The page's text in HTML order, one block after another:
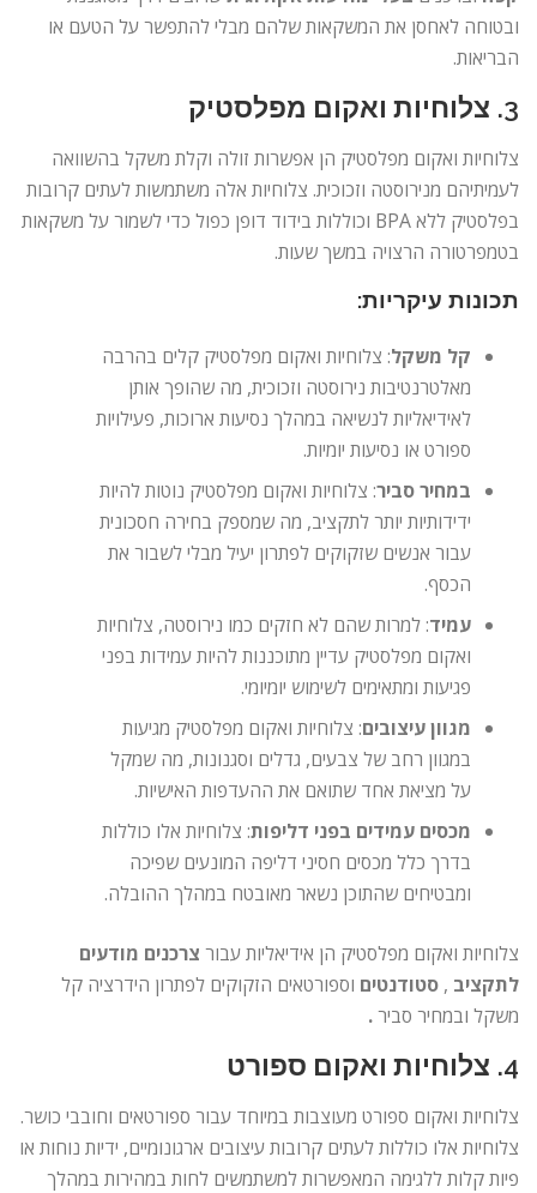
ובטוחה לאחסן את המשקאות שלהם מבלי להתפשר על הטעם או
הבריאות.
3. צלוחיות ואקום מפלסטיק
צלוחיות ואקום מפלסטיק הן אפשרות זולה וקלת משקל בהשוואה
לעמיתיהם מנירוסטה וזכוכית. צלוחיות אלה משתמשות לעתים קרובות
בפלסטיק ללא BPA וכוללות בידוד דופן כפול כדי לשמור על משקאות
בטמפרטורה הרצויה במשך שעות.
תכונות עיקריות:
קל משקל: צלוחיות ואקום מפלסטיק קלים בהרבה
מאלטרנטיבות נירוסטה וזכוכית, מה שהופך אותן
לאידיאליות לנשיאה במהלך נסיעות ארוכות, פעילויות
ספורט או נסיעות יומיות.
במחיר סביר: צלוחיות ואקום מפלסטיק נוטות להיות
ידידותיות יותר לתקציב, מה שמספק בחירה חסכונית
עבור אנשים שזקוקים לפתרון יעיל מבלי לשבור את
הכסף.
עמיד: למרות שהם לא חזקים כמו נירוסטה, צלוחיות
ואקום מפלסטיק עדיין מתוכננות להיות עמידות בפני
פגיעות ומתאימים לשימוש יומיומי.
מגוון עיצובים: צלוחיות ואקום מפלסטיק מגיעות
במגוון רחב של צבעים, גדלים וסגנונות, מה שמקל
על מציאת אחד שתואם את ההעדפות האישיות.
מכסים עמידים בפני דליפות: צלוחיות אלו כוללות
בדרך כלל מכסים חסיני דליפה המונעים שפיכה
ומבטיחים שהתוכן נשאר מאובטח במהלך ההובלה.
צלוחיות ואקום מפלסטיק הן אידיאליות עבור צרכנים מודעים
לתקציב , סטודנטים וספורטאים הזקוקים לפתרון הידרציה קל
משקל ובמחיר סביר.
4. צלוחיות ואקום ספורט
צלוחיות ואקום ספורט מעוצבות במיוחד עבור ספורטאים וחובבי כושר.
צלוחיות אלו כוללות לעתים קרובות עיצובים ארגונומיים, ידיות נוחות או
פיות קלות ללגימה המאפשרות למשתמשים לחות במהירות במהלך